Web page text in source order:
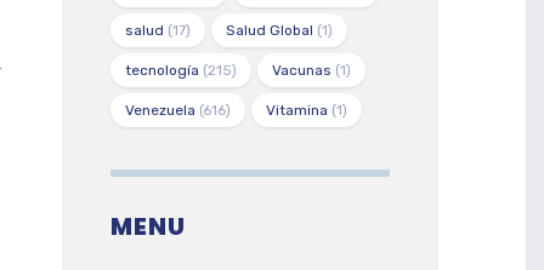
salud (17) Salud Global (1)
tecnología (215) Vacunas (1)
Venezuela (616) Vitamina (1)
MENU